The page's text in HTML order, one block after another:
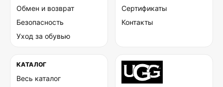
Обмен и возврат
Безопасность
Уход за обувью
Сертификаты
Контакты
КАТАЛОГ
Весь каталог